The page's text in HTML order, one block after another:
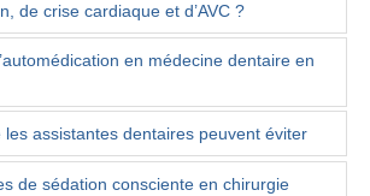
de crise cardiaque et d’AVC ?
en médecine dentaire en
les assistantes dentaires peuvent éviter
de sédation consciente en chirurgie